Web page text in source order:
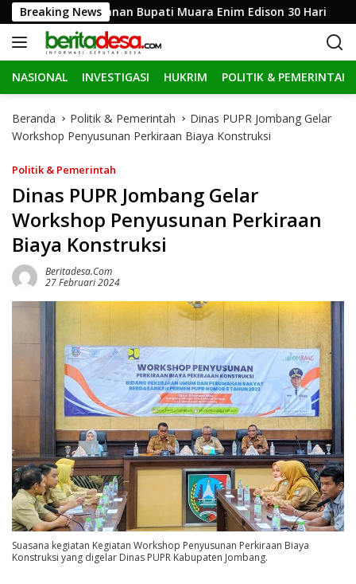
a
g
u
Breaking News
Penahanan Bupati Muara Enim Edison 30 Hari
NASIONAL INVESTIGASI HUKRIM POLITIK & PEMERINTAH
Beranda Politik & Pemerintah
Dinas PUPR Jombang Gelar
Workshop Penyusunan Perkiraan Biaya Konstruksi
Politik & Pemerintah
Dinas PUPR Jombang Gelar
Workshop Penyusunan Perkiraan
Biaya Konstruksi
Beritadesa.com
27 Februari 2024
Suasana kegiatan Kegiatan Workshop Penyusunan Perkiraan Biaya
Konstruksi yang digelar Dinas PUPR Kabupaten Jombang.